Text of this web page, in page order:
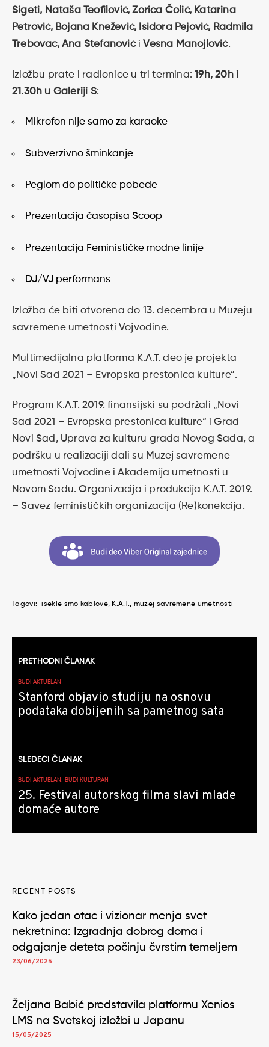
Sigeti, Nataša Teofilović, Zorica Čolić, Katarina
Petrović, Bojana Knežević, Isidora Pejović, Radmila
Trebovac, Ana StefanovićiVesna Manojlović.
Izložbu prate i radionice u tri termina:19h, 20h i
21.30h u Galeriji S:
Mikrofon nije samo za karaoke
Subverzivno šminkanje
Peglom do političke pobede
Prezentacija časopisa Scoop
Prezentacija Feminističke modne linije
DJ/VJ performans
Izložba će biti otvorena do 13. decembra u Muzeju
savremene umetnosti Vojvodine.
Multimedijalna platforma K.A.T. deo je projekta
„Novi Sad 2021 – Evropska prestonica kulture”.
Program K.A.T. 2019. finansijski su podržali „Novi
Sad 2021 – Evropska prestonica kulture“ i Grad
Novi Sad, Uprava za kulturu grada Novog Sada, a
podršku u realizaciji dali su Muzej savremene
umetnosti Vojvodine i Akademija umetnosti u
Novom Sadu. Organizacija i produkcija K.A.T. 2019.
– Savez feminističkih organizacija (Re)konekcija.
Tagovi: isekle smo kablove K.A.T. muzej savremene umetnosti
članaka
PRETHODNI ČLANAK
BUDI AKTUELAN
Stanford objavio studiju na osnovu
podataka dobijenih sa pametnog sata
SLEDEĆI ČLANAK
BUDI AKTUELAN, BUDI KULTURAN
25. Festival autorskog filma slavi mlade
domaće autore
RECENT POSTS
Kako jedan otac i vizionar menja svet
nekretnina: Izgradnja dobrog doma i
odgajanje deteta počinju čvrstim temeljem
23/06/2025
Željana Babić predstavila platformu Xenios
LMS na Svetskoj izložbi u Japanu
15/05/2025